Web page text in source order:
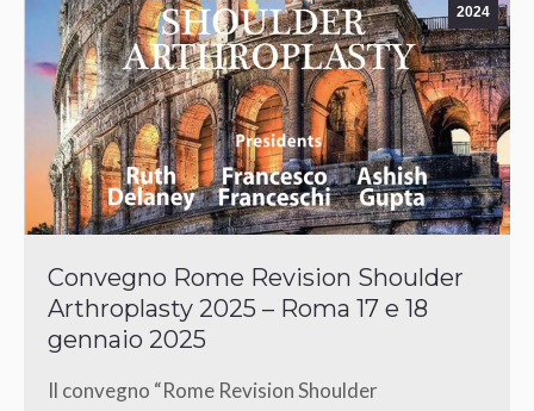
2024
Convegno Rome Revision Shoulder
Arthroplasty 2025 – Roma 17 e 18
gennaio 2025
Il convegno “Rome Revision Shoulder